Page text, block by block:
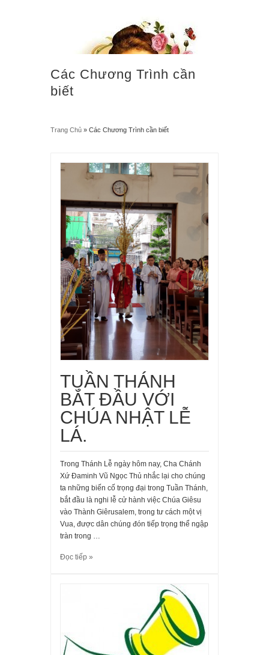
Menu ≡
Các Chương Trình cần
biết
Trang Chủ » Các Chương Trình cần biết
TUẦN THÁNH
BẮT ĐẦU VỚI
CHÚA NHẬT LỄ
LÁ.
Trong Thánh Lễ ngày hôm nay, Cha Chánh
Xứ Đaminh Vũ Ngọc Thủ nhắc lại cho chúng
ta những biến cố trọng đại trong Tuần Thánh,
bắt đầu là nghi lễ cử hành việc Chúa Giêsu
vào Thành Giêrusalem, trong tư cách một vị
Vua, được dân chúng đón tiếp trọng thể ngập
tràn trong …
Đọc tiếp »